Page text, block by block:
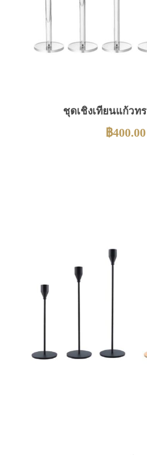
ชุดเชิงเทียนแก้วท
฿400.00